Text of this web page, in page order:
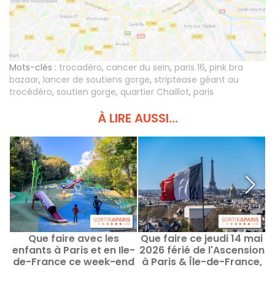
Mots-clés : trocadéro, cancer du sein, paris 16, pink bra
bazaar, lancer de soutiens gorge, striptease géant au
trocédéro, soutien gorge, quartier Chaillot, paris
À LIRE AUSSI...
Que faire avec les
enfants à Paris et en Ile-
de-France ce week-end
Que faire ce jeudi 14 mai
2026 férié de l'Ascension
à Paris & Île-de-France,